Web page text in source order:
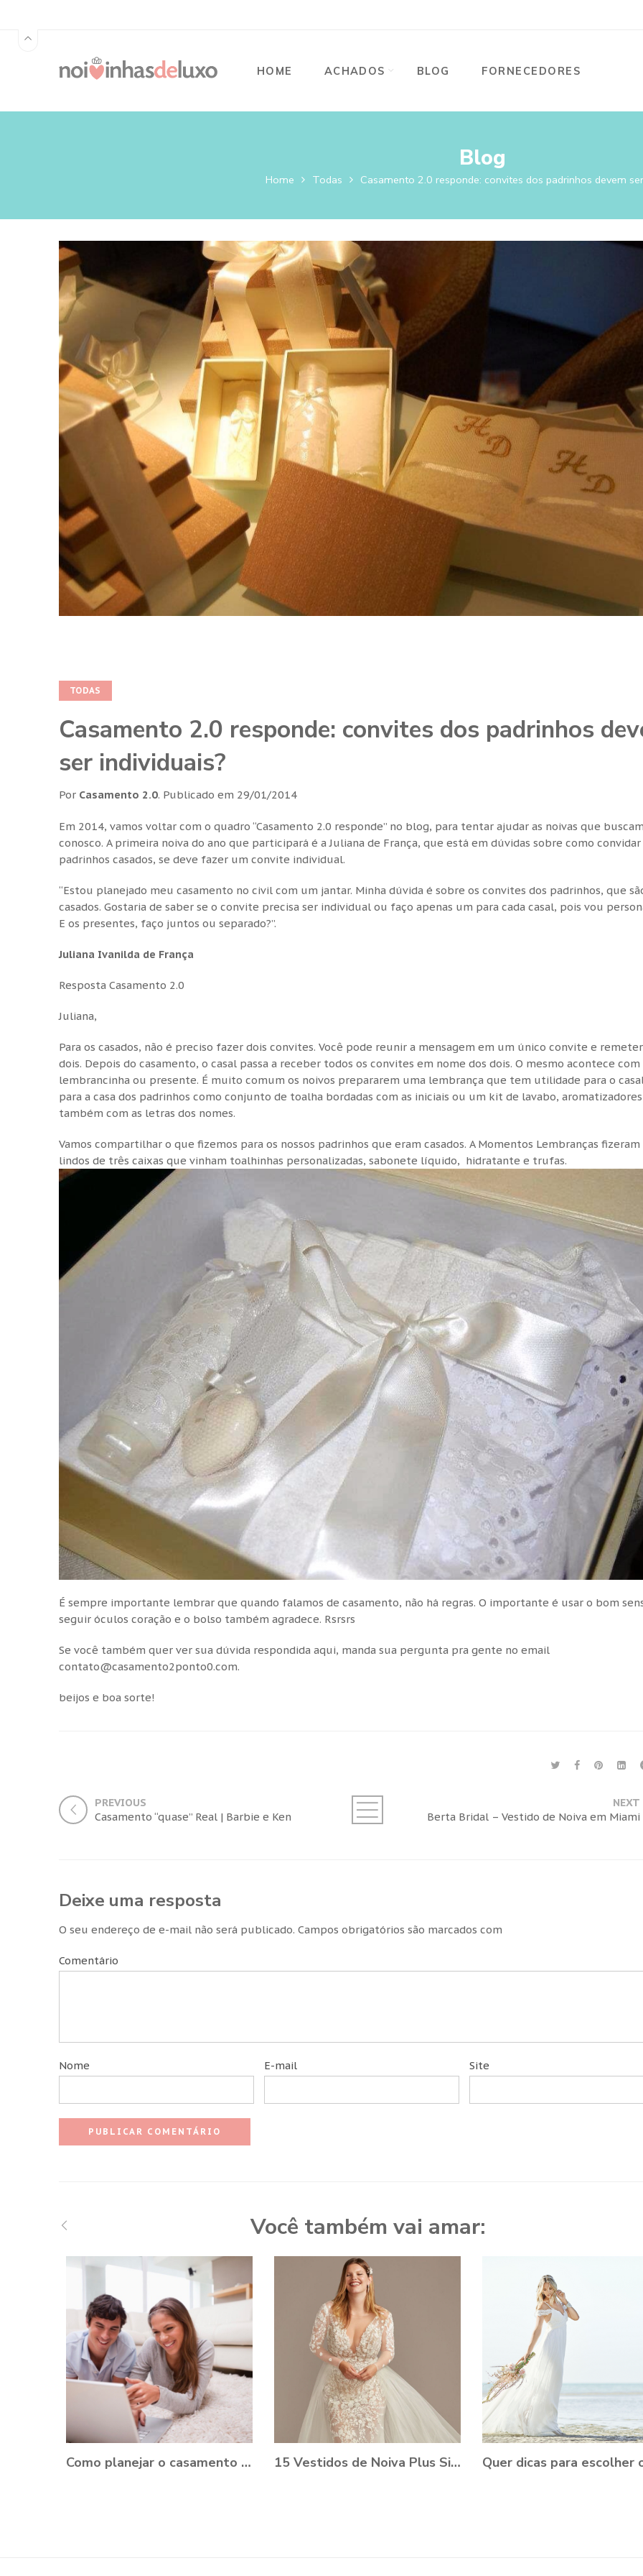
HOME ACHADOS BLOG FORNECEDORES
Blog
Home Todas Casamento 2.0 responde: convites dos padrinhos devem
TODAS
Casamento 2.0 responde: convites dos padrinhos
ser individuais?
Por Casamento 2.0. Publicado em 29/01/2014
Em 2014, vamos voltar com o quadro “Casamento 2.0 responde” no blog, para tentar ajudar as noivas que
conosco. A primeira noiva do ano que participará é a Juliana de França, que está em dúvidas sobre como convidar
padrinhos casados, se deve fazer um convite individual.
“Estou planejado meu casamento no civil com um jantar. Minha dúvida é sobre os convites dos padrinhos, que
casados. Gostaria de saber se o convite precisa ser individual ou faço apenas um para cada casal, pois vou
E os presentes, faço juntos ou separado?”.
Juliana Ivanilda de França
Resposta Casamento 2.0
Juliana,
Para os casados, não é preciso fazer dois convites. Você pode reunir a mensagem em um único convite e
dois. Depois do casamento, o casal passa a receber todos os convites em nome dos dois. O mesmo acontece com
lembrancinha ou presente. É muito comum os noivos prepararem uma lembrança que tem utilidade para o
para a casa dos padrinhos como conjunto de toalha bordadas com as iniciais ou um kit de lavabo, aromatizadores
também com as letras dos nomes.
Vamos compartilhar o que fizemos para os nossos padrinhos que eram casados. A Momentos Lembranças
lindos de três caixas que vinham toalhinhas personalizadas, sabonete líquido, hidratante e trufas.
É sempre importante lembrar que quando falamos de casamento, não há regras. O importante é usar o bom
seguir óculos coração e o bolso também agradece. Rsrsrs
Se você também quer ver sua dúvida respondida aqui, manda sua pergunta pra gente no email
contato@casamento2ponto0.com.
beijos e boa sorte!
PREVIOUS
Casamento “quase” Real | Barbie e Ken
NEXT
Berta Bridal – Vestido de Noiva em Miami
Deixe uma resposta
O seu endereço de e-mail não será publicado. Campos obrigatórios são marcados com
Comentário
Nome E-mail Site
Você também vai amar:
Como planejar o casamento durante a Pandemia? 15 Vestidos de Noiva Plus Size para você se apaixonar